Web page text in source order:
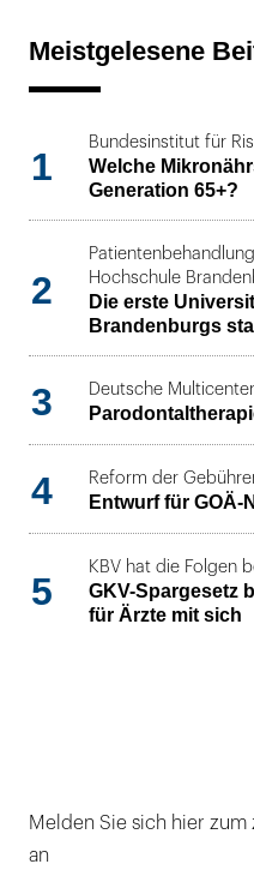
Meistgelesene
1
Bundesinstitut für
Welche
Generation 65+?
2
Hochschule
Die erste
Brandenburgs
3 Deutsche
4 Reform der
Entwurf für GOÄ-
5
KBV hat die Folgen
GKV-Spargesetz
für Ärzte mit sich
Melden Sie sich hier
an